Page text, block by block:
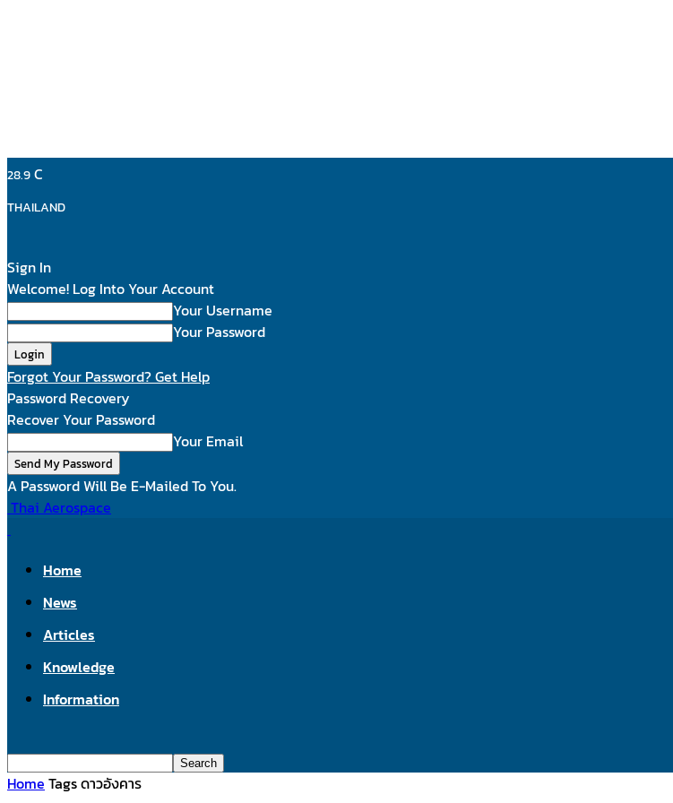
28.9C
THAILAND
Sign In
Welcome! Log Into Your Account
Your Username
Your Password
Forgot Your Password? Get Help
Password Recovery
Recover Your Password
Your Email
A Password Will Be E-Mailed To You.
Thai Aerospace
Home
News
Articles
Knowledge
Information
Home Tagsดาวอังคาร